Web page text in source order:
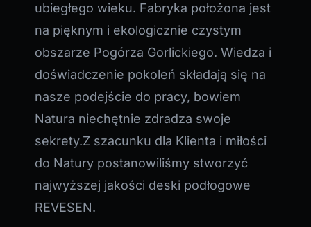
ubiegłego wieku. Fabryka położona jest
na pięknym i ekologicznie czystym
obszarze Pogórza Gorlickiego. Wiedza i
doświadczenie pokoleń składają się na
nasze podejście do pracy, bowiem
Natura niechętnie zdradza swoje
sekrety.Z szacunku dla Klienta i miłości
do Natury postanowiliśmy stworzyć
najwyższej jakości deski podłogowe
REVESEN.